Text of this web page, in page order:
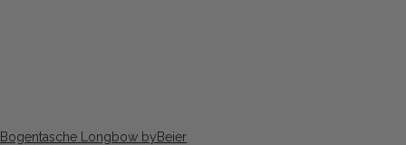
Bogentasche Longbow byBeier